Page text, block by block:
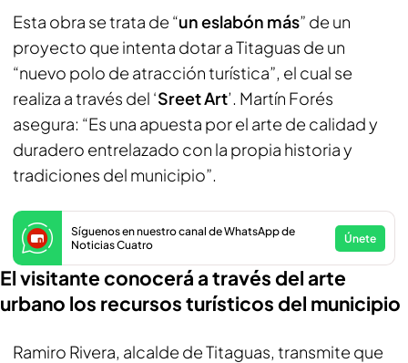
Esta obra se trata de “un eslabón más” de un
proyecto que intenta dotar a Titaguas de un
“nuevo polo de atracción turística”, el cual se
realiza a través del ‘Sreet Art’. Martín Forés
asegura: “Es una apuesta por el arte de calidad y
duradero entrelazado con la propia historia y
tradiciones del municipio”.
Síguenos en nuestro canal de WhatsApp de
Noticias Cuatro
Únete
El visitante conocerá a través del arte
urbano los recursos turísticos del municipio
Ramiro Rivera, alcalde de Titaguas, transmite que